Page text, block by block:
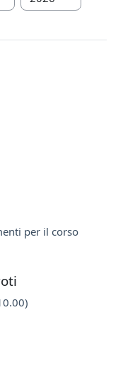
per il corso